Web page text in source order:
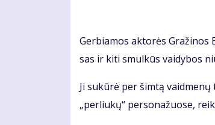
Ger­bia­mos ak­to­rės Gra­ži­nos
sas ir ki­ti smul­kūs vai­dy­bos
Ji su­kū­rė per šim­tą
„per­liu­kų“ per­so­na­žuo­se,